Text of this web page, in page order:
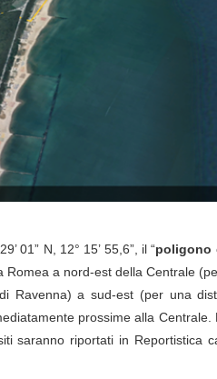
01” N, 12° 15’ 55,6”, il “poligono
a nord-est della Centrale
Ravenna) a sud-est (per una
prossime alla
saranno riportati in Reportistica